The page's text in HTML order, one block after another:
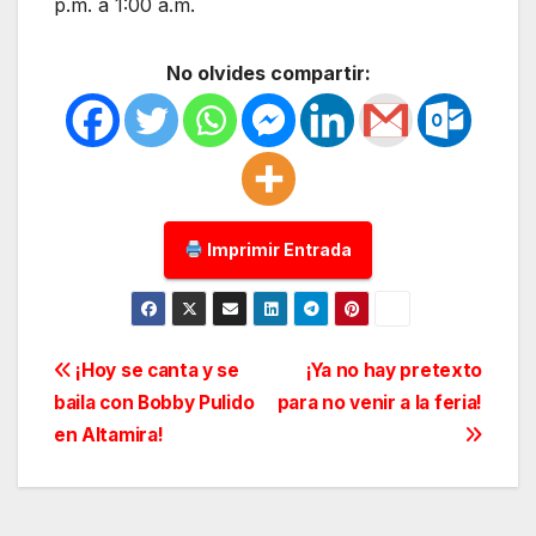
No olvides compartir:
Imprimir Entrada
Navegación
de
entradas
¡Ya no hay pretexto
para no venir a la feria!
¡Hoy se canta y se
baila con Bobby Pulido
en Altamira!